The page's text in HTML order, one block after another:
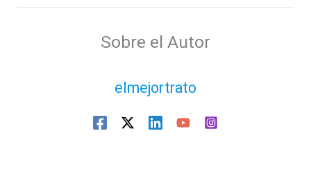
Sobre el Autor
elmejortrato